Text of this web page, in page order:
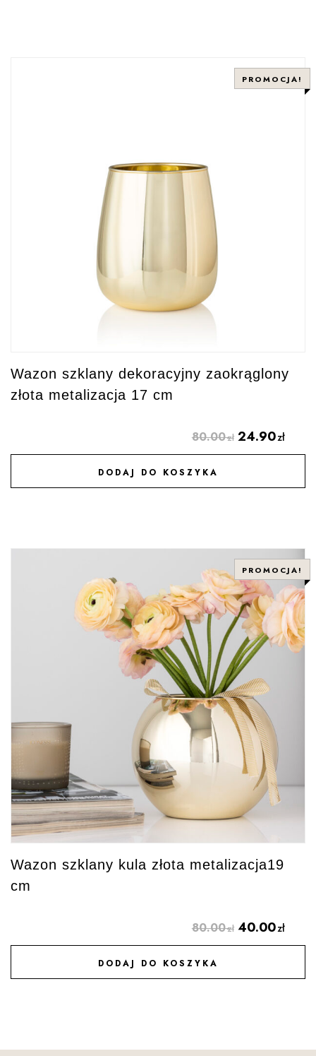
PROMOCJA!
Wazon szklany dekoracyjny zaokrąglony
złota metalizacja 17 cm
80.00zł 24.90zł
DODAJ DO KOSZYKA
DODAJ DO ULUBIONYCH
PROMOCJA!
Wazon szklany kula złota metalizacja19
cm
80.00zł 40.00zł
DODAJ DO KOSZYKA
DODAJ DO ULUBIONYCH